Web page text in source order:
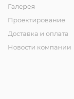
Галерея
Проектирование
Доставка и оплата
Новости компании